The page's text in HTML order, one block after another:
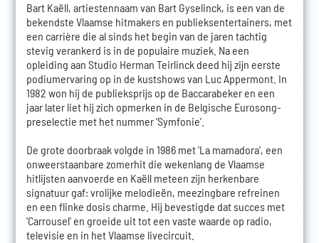
Bart Kaëll, artiestennaam van Bart Gyselinck, is een van de
bekendste Vlaamse hitmakers en publieksentertainers, met
een carrière die al sinds het begin van de jaren tachtig
stevig verankerd is in de populaire muziek. Na een
opleiding aan Studio Herman Teirlinck deed hij zijn eerste
podiumervaring op in de kustshows van Luc Appermont. In
1982 won hij de publieksprijs op de Baccarabeker en een
jaar later liet hij zich opmerken in de Belgische Eurosong-
preselectie met het nummer 'Symfonie'.
De grote doorbraak volgde in 1986 met 'La mamadora', een
onweerstaanbare zomerhit die wekenlang de Vlaamse
hitlijsten aanvoerde en Kaëll meteen zijn herkenbare
signatuur gaf: vrolijke melodieën, meezingbare refreinen
en een flinke dosis charme. Hij bevestigde dat succes met
'Carrousel' en groeide uit tot een vaste waarde op radio,
televisie en in het Vlaamse livecircuit.